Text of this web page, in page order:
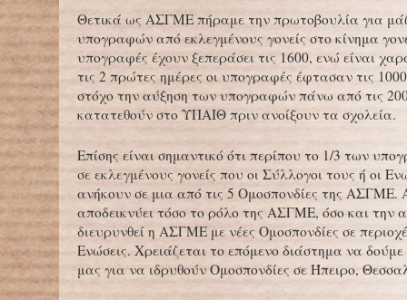
Θετικά ως ΑΣΓΜΕ πήραμε την πρωτοβουλία για
υπογραφών από εκλεγμένους γονείς στο κίνημα
υπογραφές έχουν ξεπεράσει τις 1600, ενώ είναι
τις 2 πρώτες ημέρες οι υπογραφές έφτασαν τις
στόχο την αύξηση των υπογραφών πάνω από τις
κατατεθούν στο ΥΠΑΙΘ πριν ανοίξουν τα σχολεία.
Επίσης είναι σημαντικό ότι περίπου το 1/3 των
σε εκλεγμένους γονείς που οι Σύλλογοι τους ή οι
ανήκουν σε μια από τις 5 Ομοσπονδίες της ΑΣΓΜΕ.
αποδεικνύει τόσο το ρόλο της ΑΣΓΜΕ, όσο και την
διευρυνθεί η ΑΣΓΜΕ με νέες Ομοσπονδίες σε
Ενώσεις. Χρειάζεται το επόμενο διάστημα να
μας για να ιδρυθούν Ομοσπονδίες σε Ήπειρο,